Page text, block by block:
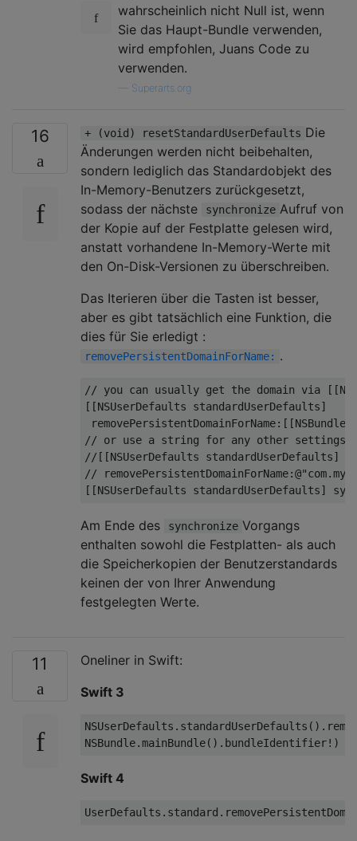
wahrscheinlich nicht Null ist, wenn
Sie das Haupt-Bundle verwenden,
wird empfohlen, Juans Code zu
verwenden.
Superarts.org
16 + (void) resetStandardUserDefaults Die
Änderungen werden nicht beibehalten,
sondern lediglich das Standardobjekt des
In-Memory-Benutzers zurückgesetzt,
sodass der nächste
synchronize Aufruf von
der Kopie auf der Festplatte gelesen wird,
anstatt vorhandene In-Memory-Werte mit
den On-Disk-Versionen zu überschreiben.
Das Iterieren über die Tasten ist besser,
aber es gibt tatsächlich eine Funktion, die
dies für Sie erledigt :
removePersistentDomainForName: .
// you can usually get the domain via
[[NSUserDefaults standardUserDefaults]
removePersistentDomainForName: [[NSBundle
// or use a string for any other settings
//[[NSUserDefaults standardUserDefaults]
//
[[NSUserDefaults standardUserDefaults]
Am Ende des synchronize Vorgangs
enthalten sowohl die Festplatten- als auch
die Speicherkopien der Benutzerstandards
keinen der von Ihrer Anwendung
festgelegten Werte.
11
Oneliner in Swift:
Swift 3
NSUserDefaults .standardUserDefaults ()
NSBundle.mainBundle() .bundleIdentifier
Swift 4
UserDefaults .standard